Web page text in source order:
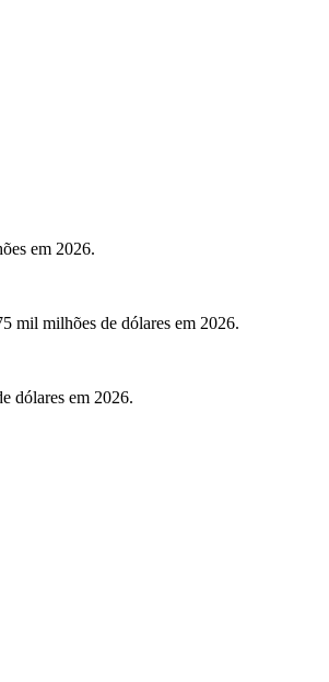
em 2026.
mil milhões de dólares em 2026.
dólares em 2026.